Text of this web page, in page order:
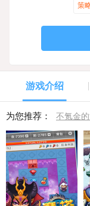
策
游戏介绍
为您推荐： 不氪金